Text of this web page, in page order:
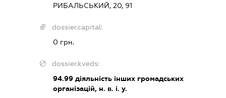
РИБАЛЬСЬКИЙ, 20, 91
dossier.capital:
0 грн.
dossier.kveds:
94.99діяльність інших громадських
організацій, н. в. і. у.